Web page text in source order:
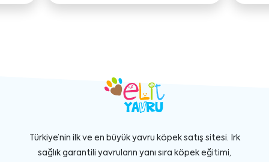
Türkiye’nin ilk ve en büyük yavru köpek satış sitesi. Irk
sağlık garantili yavruların yanı sıra köpek eğitimi,